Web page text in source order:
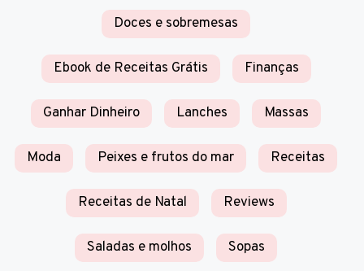
Doces e sobremesas
Ebook de Receitas Grátis Finanças
Ganhar Dinheiro Lanches Massas
Moda Peixes e frutos do mar Receitas
Receitas de Natal Reviews
Saladas e molhos Sopas